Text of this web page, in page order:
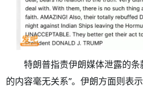
特朗普指责伊朗媒体泄露的条
的内容毫无关系”。伊朗方面则表